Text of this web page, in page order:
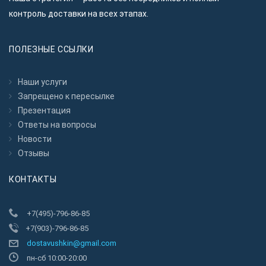
контроль доставки на всех этапах.
ПОЛЕЗНЫЕ ССЫЛКИ
Наши услуги
Запрещено к пересылкe
Презентация
Ответы на вопросы
Новости
Отзывы
КОНТАКТЫ
+7(495)-796-86-85
+7(903)-796-86-85
dostavushkin@gmail.com
пн-сб 10:00-20:00